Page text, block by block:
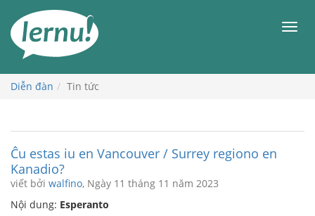
đến
phần
dung
Diễn đàn Tin tức
Ĉu estas iu en Vancouver / Surrey regiono en
Kanadio?
viết bởi walfino, Ngày 11 tháng 11 năm 2023
Nội dung: Esperanto